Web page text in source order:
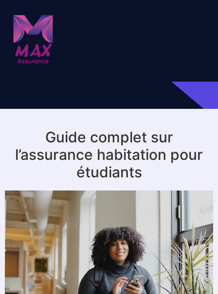
Guide complet sur
l’assurance habitation pour
étudiants